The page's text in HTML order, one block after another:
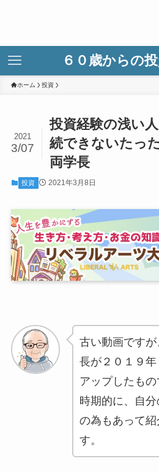
６０歳からの
ホーム 投資
投資経験の浅い
続できないたっ
両学長
2021
3/07
投資 2021年3月8日
古い動画ですが
長が２０１９年
アップしたもの
時期的に、自分
の為もあって紹
す。